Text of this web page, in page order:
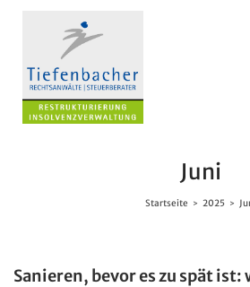
Juni
Startseite > 2025 >
Sanieren, bevor es zu spät ist: